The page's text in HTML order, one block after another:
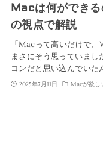
Macは何ができ
の視点で解説
「Macって高いだけで
まさにそう思っていまし
コンだと思い込んでいた
2025年7月11日 Macが欲し